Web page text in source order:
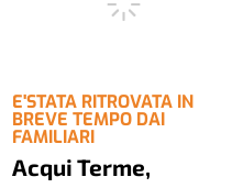
E'STATA RITROVATA IN
BREVE TEMPO DAI
FAMILIARI
Acqui Terme,